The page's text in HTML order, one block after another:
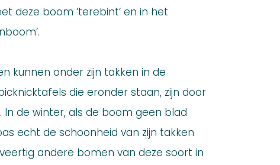
deze boom ‘terebint’ en in het
kunnen onder zijn takken in de
die eronder staan, zijn door
In de winter, als de boom geen blad
echt de schoonheid van zijn takken
veertig andere bomen van deze soort in